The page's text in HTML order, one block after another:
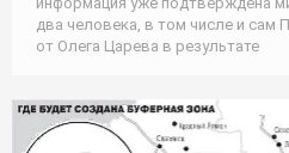
два человека, в том числе и сам
от Олега Царева в результате